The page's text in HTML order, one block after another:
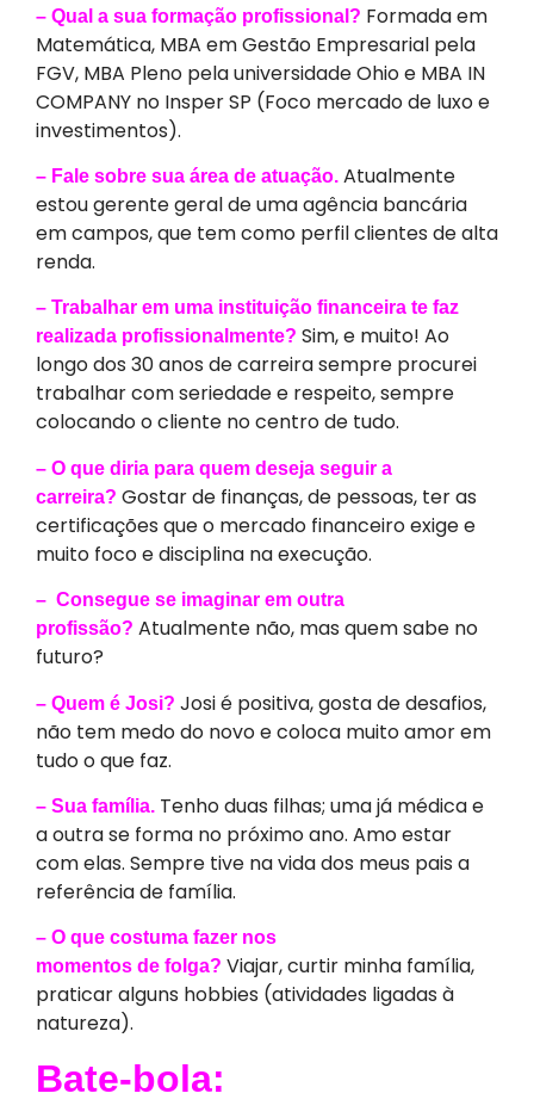
– Qual a sua formação profissional? Formada em
Matemática, MBA em Gestão Empresarial pela
FGV, MBA Pleno pela universidade Ohio e MBA IN
COMPANY no Insper SP (Foco mercado de luxo e
investimentos).
– Fale sobre sua área de atuação. Atualmente
estou gerente geral de uma agência bancária
em campos, que tem como perfil clientes de alta
renda.
– Trabalhar em uma instituição financeira te faz
realizada profissionalmente? Sim, e muito! Ao
longo dos 30 anos de carreira sempre procurei
trabalhar com seriedade e respeito, sempre
colocando o cliente no centro de tudo.
– O que diria para quem deseja seguir a
carreira? Gostar de finanças, de pessoas, ter as
certificações que o mercado financeiro exige e
muito foco e disciplina na execução.
– Consegue se imaginar em outra
profissão? Atualmente não, mas quem sabe no
futuro?
– Quem é Josi? Josi é positiva, gosta de desafios,
não tem medo do novo e coloca muito amor em
tudo o que faz.
– Sua família. Tenho duas filhas; uma já médica e
a outra se forma no próximo ano. Amo estar
com elas. Sempre tive na vida dos meus pais a
referência de família.
– O que costuma fazer nos
momentos de folga? Viajar, curtir minha família,
praticar alguns hobbies (atividades ligadas à
natureza).
Bate-bola: